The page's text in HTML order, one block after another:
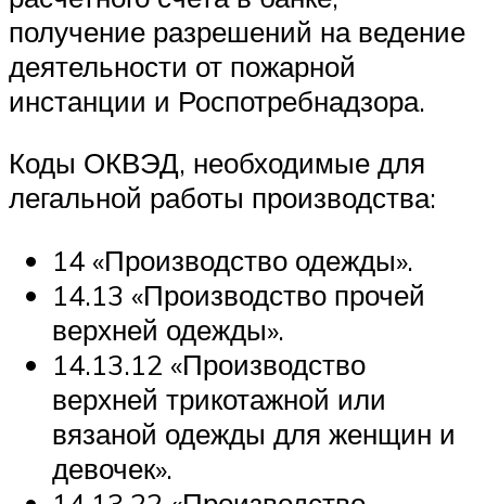
получение разрешений на ведение
деятельности от пожарной
инстанции и Роспотребнадзора.
Коды ОКВЭД, необходимые для
легальной работы производства:
14 «Производство одежды».
14.13 «Производство прочей
верхней одежды».
14.13.12 «Производство
верхней трикотажной или
вязаной одежды для женщин и
девочек».